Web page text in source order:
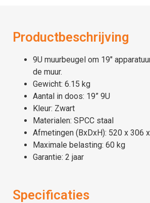
Productbeschrijving
9U muurbeugel om 19″
de muur.
Gewicht: 6.15 kg
Aantal in doos: 19” 9U
Kleur: Zwart
Materialen: SPCC staal
Afmetingen (BxDxH): 520 x 306
Maximale belasting: 60 kg
Garantie: 2 jaar
Specificaties